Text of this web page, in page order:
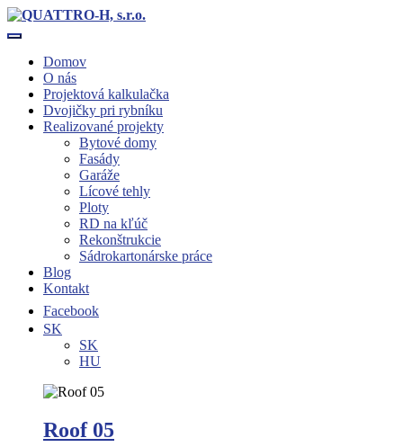
Toggle navigation
Domov
O nás
Projektová kalkulačka
Dvojičky pri rybníku
Realizované projekty
Bytové domy
Fasády
Garáže
Lícové tehly
Ploty
RD na kľúč
Rekonštrukcie
Sádrokartonárske práce
Blog
Kontakt
Facebook
SK
SK
HU
Roof 05